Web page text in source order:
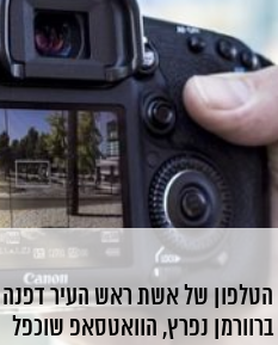
הטלפון של אשת ראש העיר דפנה
ברוורמן נפרץ, הוואטסאפ שוכפל